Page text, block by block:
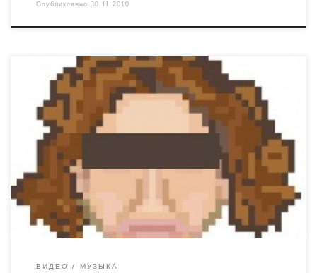
Опубликовано 30.11.2010
Вот какую музыку надо сейчас играть на Майдане.
Другую музыку на Майдане играть не надо.
ВИДЕО МУЗЫКА